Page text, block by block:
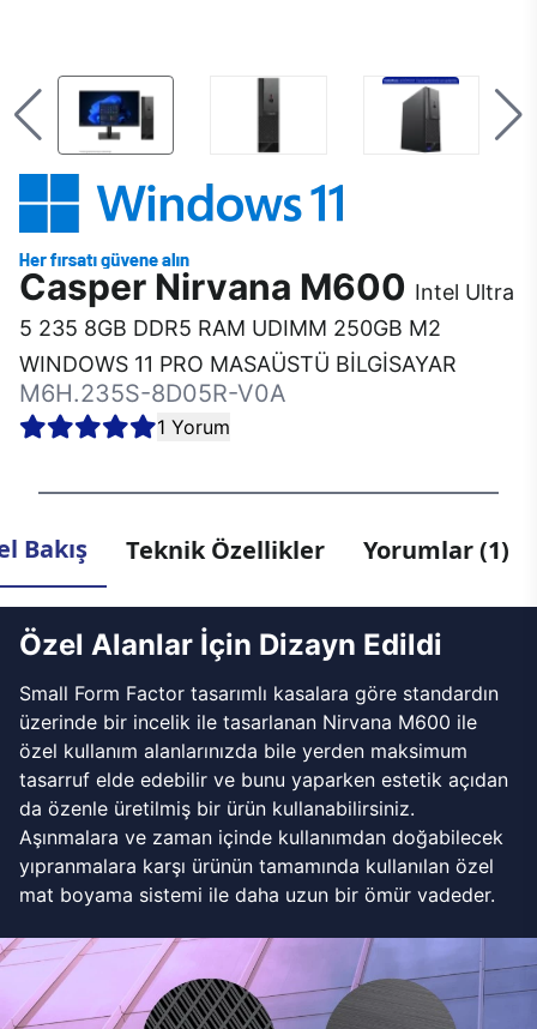
Casper Nirvana M600 Intel Ultra
5 235 8GB DDR5 RAM UDIMM 250GB M2
WINDOWS 11 PRO MASAÜSTÜ BİLGİSAYAR
M6H.235S-8D05R-V0A
1 Yorum
Bakış Teknik Özellikler Yorumlar (1)
Özel Alanlar İçin Dizayn Edildi
Small Form Factor tasarımlı kasalara göre standardın
üzerinde bir incelik ile tasarlanan Nirvana M600 ile
özel kullanım alanlarınızda bile yerden maksimum
tasarruf elde edebilir ve bunu yaparken estetik açıdan
da özenle üretilmiş bir ürün kullanabilirsiniz.
Aşınmalara ve zaman içinde kullanımdan doğabilecek
yıpranmalara karşı ürünün tamamında kullanılan özel
mat boyama sistemi ile daha uzun bir ömür vadeder.